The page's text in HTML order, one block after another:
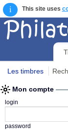
i This site uses
Les timbres
Mon compte
login
password